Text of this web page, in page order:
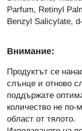
Parfum, Retinyl
Benzyl Salicylate,
Внимание:
Продуктът се
слънце и отново
поддържате
количество не по-
област от тялото.